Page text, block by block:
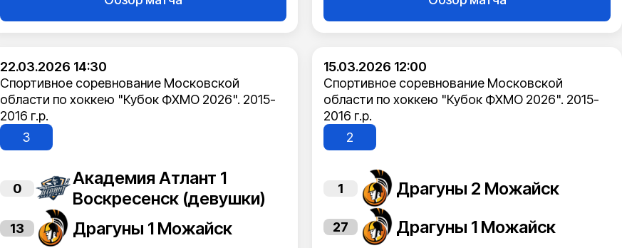
22.03.2026 14:30
Спортивное соревнование Московской
области по хоккею "Кубок ФХМО 2026". 2015-
2016 г.р.
3
0
Академия Атлант 1
Воскресенск (девушки)
13 Драгуны 1 Можайск
15.03.2026 12:00
Спортивное соревнование Московской
области по хоккею "Кубок ФХМО 2026". 2015-
2016 г.р.
2
1 Драгуны 2 Можайск
27 Драгуны 1 Можайск